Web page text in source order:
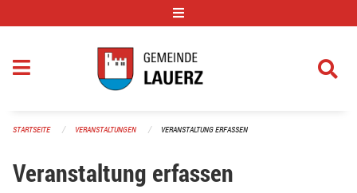
STARTSEITE VERANSTALTUNGEN VERANSTALTUNG ERFASSEN
Veranstaltung erfassen